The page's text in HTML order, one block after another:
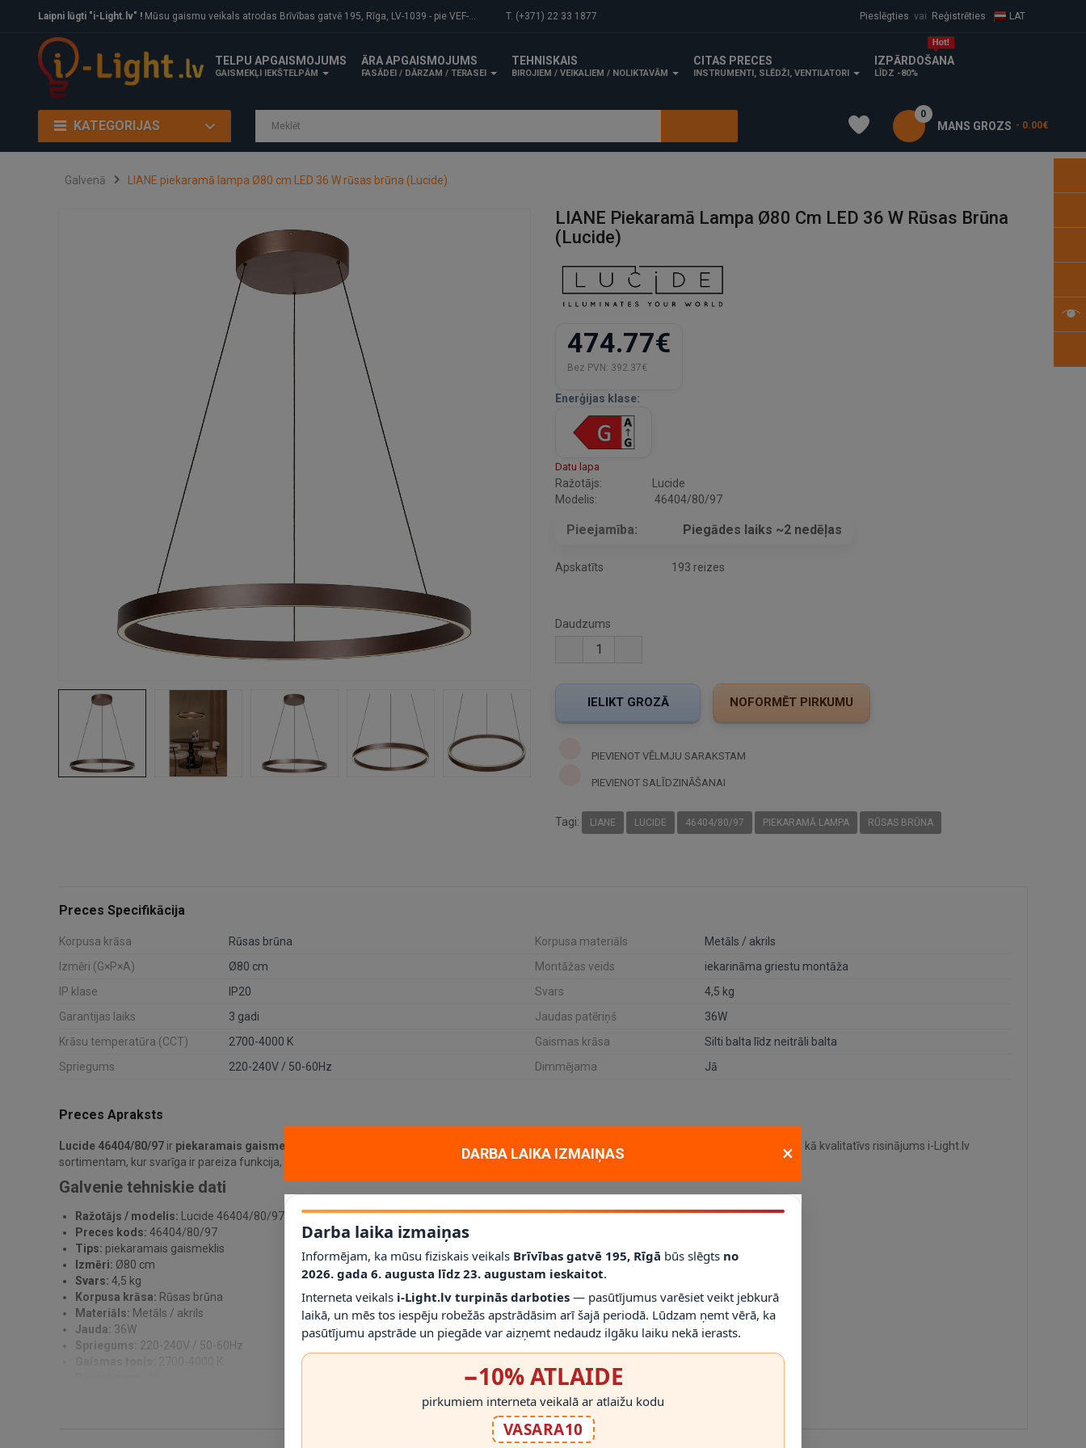
Laipni lūgti "i-Light.lv" ! Mūsu gaismu veikals atrodas Brīvības gatvē 195, Rīga, LV-1039 - pie VEF-Gaisa tilta. T. (+371) 22 33 1877 Pieslēgties vai Reģistrēties LAT
TELPU APGAISMOJUMS
GAISMEKĻI IEKŠTELPĀM
ĀRA APGAISMOJUMS
FASĀDEI / DĀRZAM / TERASEI
TEHNISKAIS
BIROJIEM / VEIKALIEM / NOLIKTAVĀM
CITAS PRECES
INSTRUMENTI, SLĒDŽI, VENTILATORI
IZPĀRDOŠANA
LĪDZ -80%
KATEGORIJAS MANS GROZS
0
- 0.00€
Galvenā LIANE piekaramā lampa Ø80 cm LED 36 W rūsas brūna (Lucide)
LIANE Piekaramā Lampa Ø80 Cm LED 36 W Rūsas Brūna
(Lucide)
474.77€
Bez PVN: 392.37€
Enerģijas klase:
Datu lapa
Ražotājs:
Lucide
Modelis:
46404/80/97
Pieejamība: Piegādes laiks ~2 nedēļas
Apskatīts 193 reizes
Daudzums
PIEVIENOT VĒLMJU SARAKSTAM
PIEVIENOT SALĪDZINĀŠANAI
Tagi: LIANE LUCIDE 46404/80/97 PIEKARAMĀ LAMPA RŪSAS BRŪNA
Preces Specifikācija
Korpusa krāsa Rūsas brūna Korpusa materiāls
Metāls / akrils
Izmēri (G×P×A)
Ø80 cm Montāžas veids
iekarināma griestu montāža
IP klase
IP20 Svars
4,5 kg
Garantijas laiks
3 gadi Jaudas patēriņš
36W
Krāsu temperatūra (CCT)
2700-4000 K Gaismas krāsa
Silti balta līdz neitrāli balta
Spriegums
220-240V / 50-60Hz Dimmējama Jā
Preces Apraksts
Lucide 46404/80/97 ir piekaramais gaismeklis
, kas kalpo kā praktisks un estētisks apgaismojuma risinājums ikdienas lietošanā. Produkts izvēlēts kā kvalitatīvs risinājums i-Light.lv
sortimentam, kur svarīga ir pareiza funkcija, saderība ar specifikāciju un vizuāli tīrs rezultāts.
Galvenie tehniskie dati
Ražotājs / modelis: Lucide 46404/80/97
Preces kods: 46404/80/97
Tips: piekaramais gaismeklis
Izmēri: Ø80 cm
Svars: 4,5 kg
Korpusa krāsa: Rūsas brūna
Materiāls: Metāls / akrils
Jauda: 36W
Spriegums: 220-240V / 50-60Hz
RĀDĪT VAIRĀK
DARBA LAIKA IZMAIŅAS ×
Darba laika izmaiņas
Informējam, ka mūsu fiziskais veikals Brīvības gatvē 195, Rīgā būs slēgts no
2026. gada 6. augusta līdz 23. augustam ieskaitot.
Interneta veikals i-Light.lv turpinās darboties — pasūtījumus varēsiet veikt jebkurā
laikā, un mēs tos iespēju robežās apstrādāsim arī šajā periodā. Lūdzam ņemt vērā, ka
pasūtījumu apstrāde un piegāde var aizņemt nedaudz ilgāku laiku nekā ierasts.
−10% ATLAIDE
pirkumiem interneta veikalā ar atlaižu kodu
VASARA10